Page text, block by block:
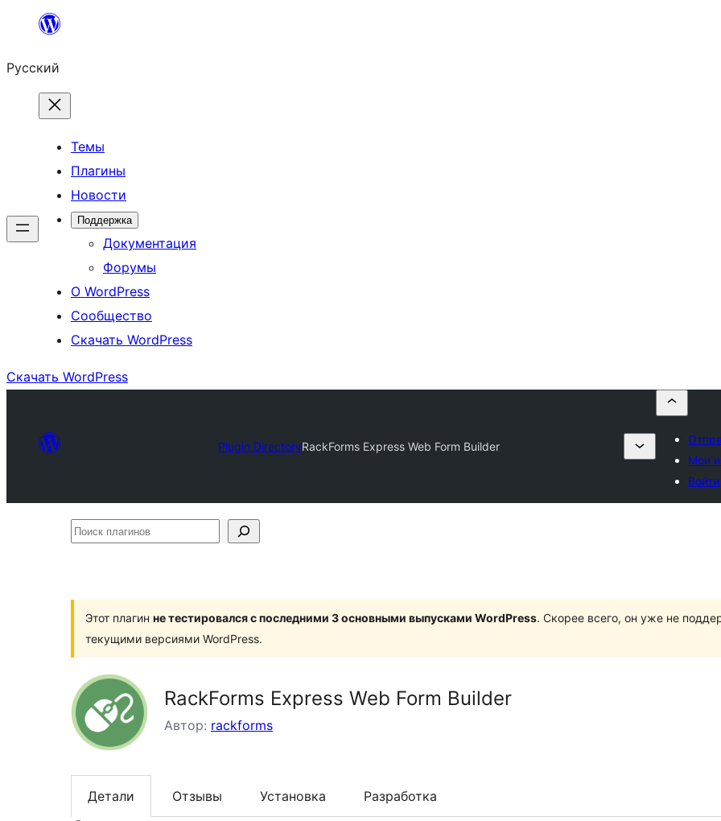
Перейти
содержимому
Русский
Темы
Плагины
Новости
Поддержка
Документация
Форумы
О WordPress
Сообщество
Скачать WordPress
Скачать WordPress
Plugin DirectoryRackForms Express Web Form Builder
Мои
Войти
Поиск
Этот плагин не тестировался с последними 3 основными выпусками WordPress. Скорее всего, он уже не
текущими версиями WordPress.
RackForms Express Web Form Builder
Автор: rackforms
Детали Отзывы Установка Разработка